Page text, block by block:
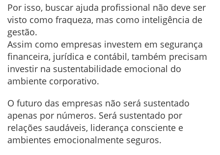
Por isso, buscar ajuda profissional não deve ser
visto como fraqueza, mas como inteligência de
gestão.
Assim como empresas investem em segurança
financeira, jurídica e contábil, também precisam
investir na sustentabilidade emocional do
ambiente corporativo.
O futuro das empresas não será sustentado
apenas por números. Será sustentado por
relações saudáveis, liderança consciente e
ambientes emocionalmente seguros.